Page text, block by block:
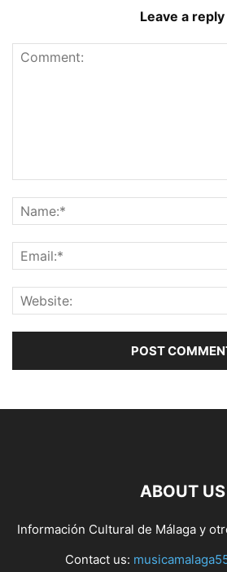
Leave a reply
ABOUT US
Información Cultural de Málaga y
Contact us: